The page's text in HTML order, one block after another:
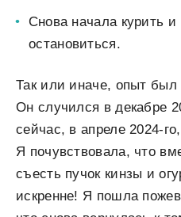
Снова начала курить и
остановиться.
Так или иначе, опыт
Он случился в декабре
сейчас, в апреле 2024-
Я почувствовала, что
съесть пучок кинзы и
искренне! Я пошла